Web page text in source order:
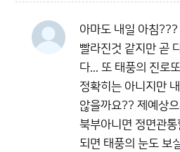
아마도 내일 아침
빨라진것 같지만 곧
다... 또 태풍의 진로
정확히는 아니지만
않을까요?? 제예상
북부아니면 정면관통
되면 태풍의 눈도 보